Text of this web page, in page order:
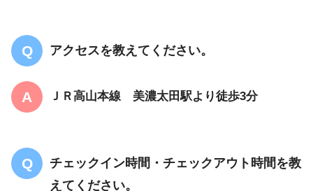
アクセスを教えてください。
ＪＲ高山本線 美濃太田駅より徒歩3分
チェックイン時間・チェックアウト時間を教
えてください。